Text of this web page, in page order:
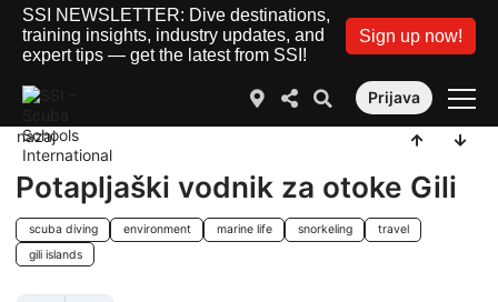
SSI NEWSLETTER: Dive destinations,
training insights, industry updates, and
expert tips — get the latest from SSI!
Sign up now!
Prijava
nazaj
Potapljaški vodnik za otoke Gili
scuba diving environment marine life snorkeling
travel
gili islands